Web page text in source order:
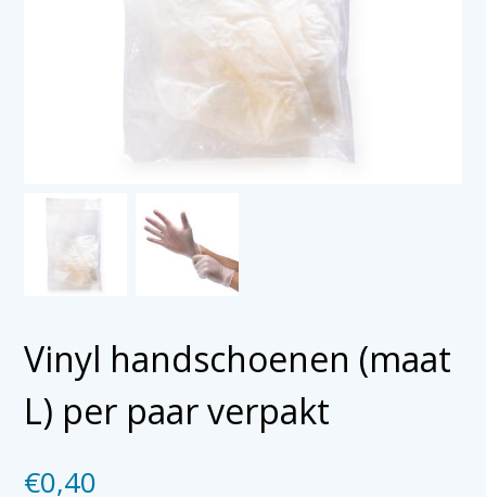
Vinyl handschoenen (maat
L) per paar verpakt
€0,40